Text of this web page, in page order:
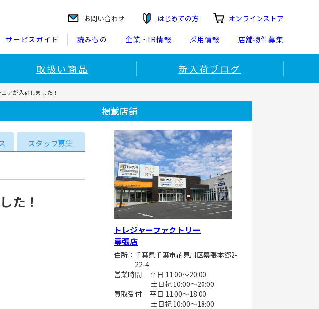
お問い合わせ はじめての方 オンラインストア
サービスガイド 読みもの 企業・IR情報 採用情報 店舗物件募集
取扱い商品 新入荷ブログ
アが入荷しました！
スタッフ募集
た！
掲載店舗
トレジャーファクトリー
幕張店
住所：千葉県千葉市花見川区幕張本郷2-
22-4
営業時間： 平日 11:00～20:00
土日祝 10:00～20:00
買取受付： 平日 11:00～18:00
土日祝 10:00～18:00